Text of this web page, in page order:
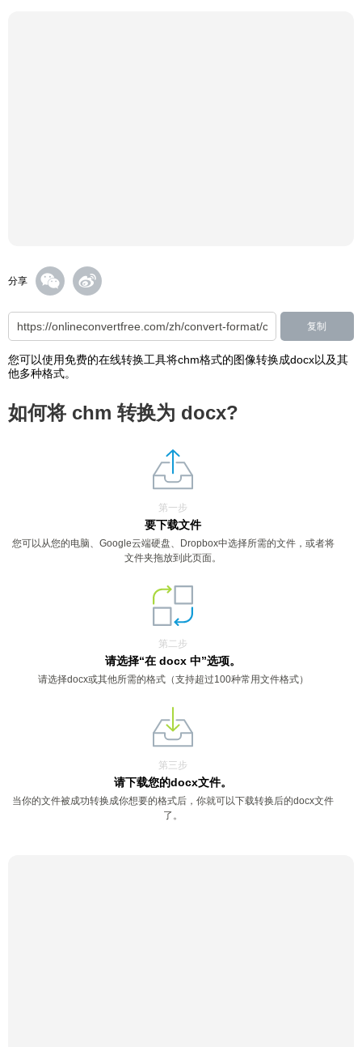
分享
复制
您可以使用免费的在线转换工具将chm格式的图像转换成docx以及其
他多种格式。
如何将 chm 转换为 docx?
第一步
要下载文件
您可以从您的电脑、Google云端硬盘、Dropbox中选择所需的文件，或者将
文件夹拖放到此页面。
第二步
请选择“在 docx 中”选项。
请选择docx或其他所需的格式（支持超过100种常用文件格式）
第三步
请下载您的docx文件。
当你的文件被成功转换成你想要的格式后，你就可以下载转换后的docx文件
了。